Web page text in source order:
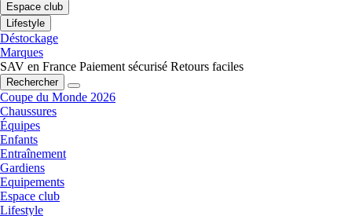
Espace club
Lifestyle
Déstockage
Marques
SAV en France Paiement sécurisé Retours faciles
Rechercher
Coupe du Monde 2026
Chaussures
Équipes
Enfants
Entraînement
Gardiens
Equipements
Espace club
Lifestyle